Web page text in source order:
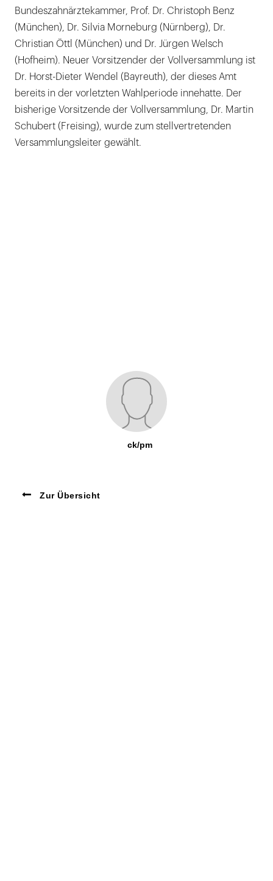
Bundeszahnärztekammer, Prof. Dr. Christoph Benz
(München), Dr. Silvia Morneburg (Nürnberg), Dr.
Christian Öttl (München) und Dr. Jürgen Welsch
(Hofheim). Neuer Vorsitzender der Vollversammlung ist
Dr. Horst-Dieter Wendel (Bayreuth), der dieses Amt
bereits in der vorletzten Wahlperiode innehatte. Der
bisherige Vorsitzende der Vollversammlung, Dr. Martin
Schubert (Freising), wurde zum stellvertretenden
Versammlungsleiter gewählt.
ck/pm
Zur Übersicht